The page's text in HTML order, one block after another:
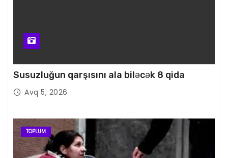
Susuzluğun qarşısını ala biləcək 8 qida
Avq 5, 2026
TOPLUM